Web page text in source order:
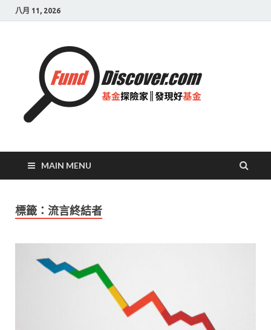
八月 11, 2026
發現
好基
MAIN MENU
標籤：流言終結者